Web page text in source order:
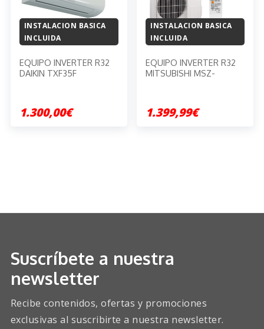
INSTALACION BASICA
INCLUIDA
EQUIPO INVERTER R32
DAIKIN TXF35F
1.300,00€
INSTALACION BASICA
INCLUIDA
EQUIPO INVERTER R32
MITSUBISHI MSZ-
1.399,99€
Suscríbete a nuestra
newsletter
Recibe contenidos, ofertas y promociones
exclusivas al suscribirte a nuestra newsletter.